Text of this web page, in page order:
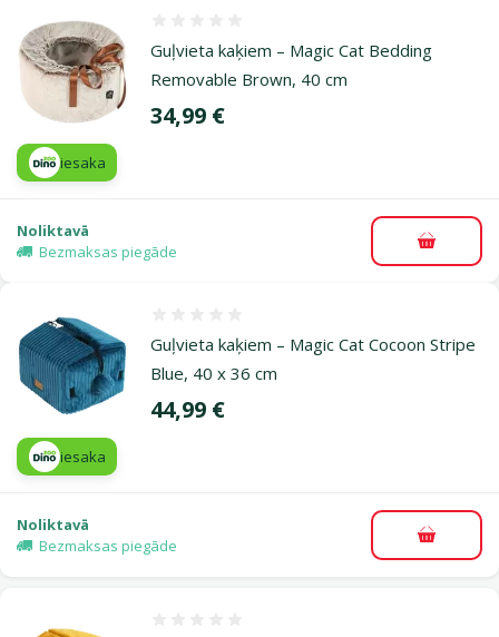
Guļvieta kaķiem – Magic Cat Bedding
Removable Brown, 40 cm
Cena
34,99 €
iesaka
Noliktavā
Bezmaksas piegāde
Guļvieta kaķiem – Magic Cat Cocoon Stripe
Blue, 40 x 36 cm
Cena
44,99 €
iesaka
Noliktavā
Bezmaksas piegāde